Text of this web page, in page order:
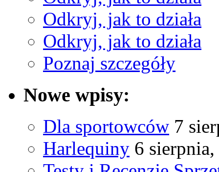
Odkryj, jak to działa
Odkryj, jak to działa
Poznaj szczegóły
Nowe wpisy:
Dla sportowców 7
Harlequiny 6